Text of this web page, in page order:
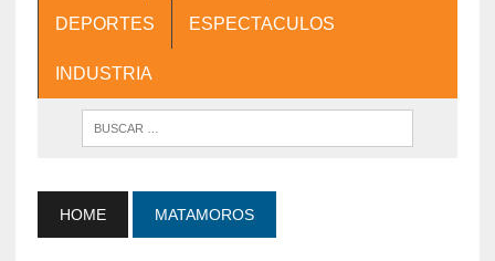
DEPORTES ESPECTACULOS
INDUSTRIA
HOME MATAMOROS